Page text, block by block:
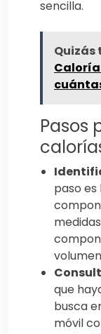
sencilla.
Quizás
Pasos
paso
que
busca
móvil